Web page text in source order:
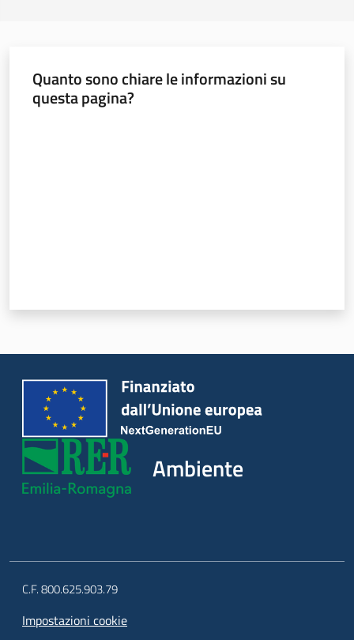
Quanto sono chiare le informazioni su
questa pagina?
Ambiente
C.F. 800.625.903.79
Impostazioni cookie